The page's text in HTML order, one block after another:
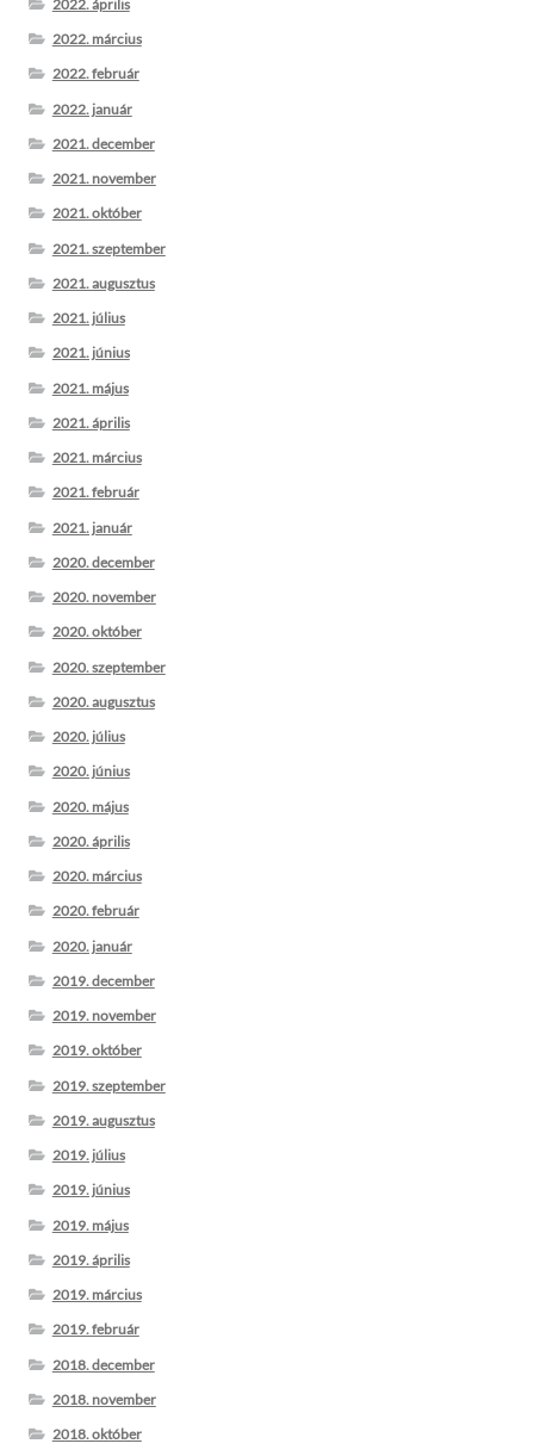
2022. április
2022. március
2022. február
2022. január
2021. december
2021. november
2021. október
2021. szeptember
2021. augusztus
2021. július
2021. június
2021. május
2021. április
2021. március
2021. február
2021. január
2020. december
2020. november
2020. október
2020. szeptember
2020. augusztus
2020. július
2020. június
2020. május
2020. április
2020. március
2020. február
2020. január
2019. december
2019. november
2019. október
2019. szeptember
2019. augusztus
2019. július
2019. június
2019. május
2019. április
2019. március
2019. február
2018. december
2018. november
2018. október